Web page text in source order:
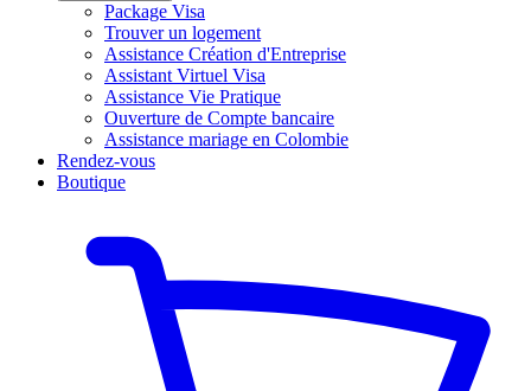
Package Visa
Trouver un logement
Assistance Création d'Entreprise
Assistant Virtuel Visa
Assistance Vie Pratique
Ouverture de Compte bancaire
Assistance mariage en Colombie
Rendez-vous
Boutique